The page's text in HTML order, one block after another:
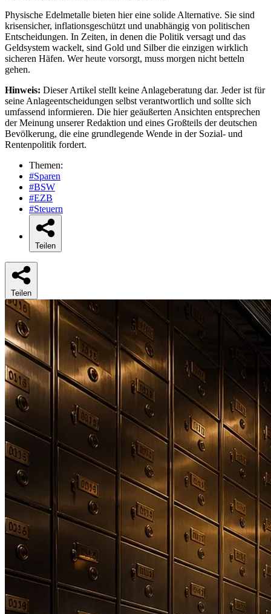
Physische Edelmetalle bieten hier eine solide Alternative. Sie sind
krisensicher, inflationsgeschützt und unabhängig von politischen
Entscheidungen. In Zeiten, in denen die Politik versagt und das
Geldsystem wackelt, sind Gold und Silber die einzigen wirklich
sicheren Häfen. Wer heute vorsorgt, muss morgen nicht betteln
gehen.
Hinweis: Dieser Artikel stellt keine Anlageberatung dar. Jeder ist für
seine Anlageentscheidungen selbst verantwortlich und sollte sich
umfassend informieren. Die hier geäußerten Ansichten entsprechen
der Meinung unserer Redaktion und eines Großteils der deutschen
Bevölkerung, die eine grundlegende Wende in der Sozial- und
Rentenpolitik fordert.
Themen:
#Sparen
#BSW
#EZB
#Steuern
Teilen
Teilen